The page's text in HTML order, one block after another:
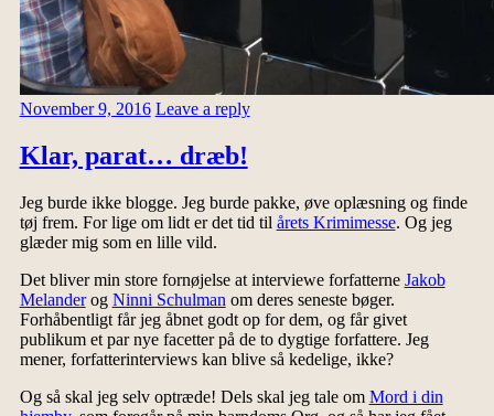
November 9, 2016 Leave a reply
Klar, parat… dræb!
Jeg burde ikke blogge. Jeg burde pakke, øve oplæsning og finde
tøj frem. For lige om lidt er det tid til årets Krimimesse. Og jeg
glæder mig som en lille vild.
Det bliver min store fornøjelse at interviewe forfatterne Jakob
Melanderog Ninni Schulman om deres seneste bøger.
Forhåbentligt får jeg åbnet godt op for dem, og får givet
publikum et par nye facetter på de to dygtige forfattere. Jeg
mener, forfatterinterviews kan blive så kedelige, ikke?
Og så skal jeg selv optræde! Dels skal jeg tale om Mord i din